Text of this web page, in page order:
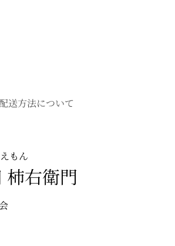
配送方法について
もん
柿右衛門